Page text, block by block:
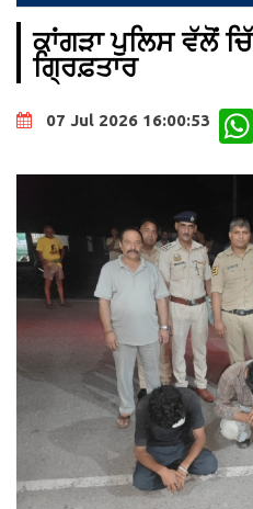
ਕਾਂਗੜਾ ਪੁਲਿਸ ਵੱਲੋਂ
ਗ੍ਰਿਫ਼ਤਾਰ
07 Jul 2026 16:00:53